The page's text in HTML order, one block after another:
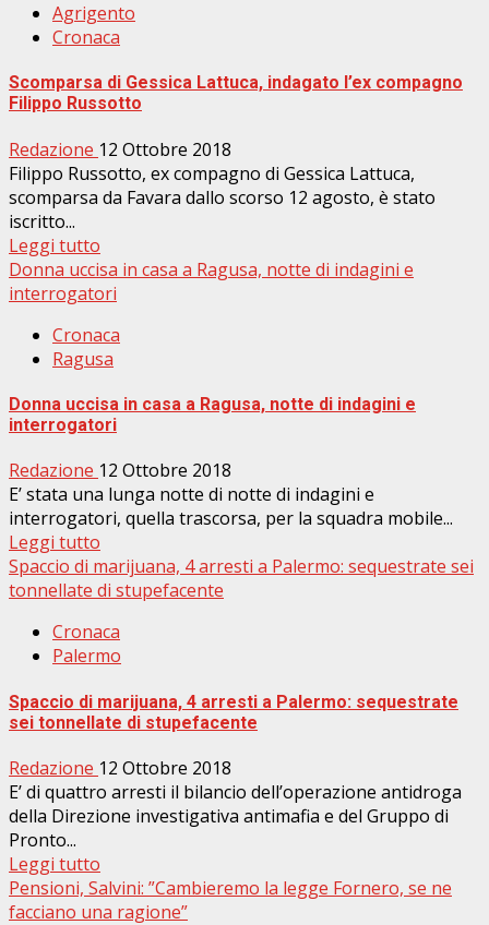
Agrigento
Cronaca
Scomparsa di Gessica Lattuca, indagato l’ex compagno
Filippo Russotto
Redazione 12 Ottobre 2018
Filippo Russotto, ex compagno di Gessica Lattuca,
scomparsa da Favara dallo scorso 12 agosto, è stato
iscritto...
Leggi tutto
Donna uccisa in casa a Ragusa, notte di indagini e
interrogatori
Cronaca
Ragusa
Donna uccisa in casa a Ragusa, notte di indagini e
interrogatori
Redazione 12 Ottobre 2018
E’ stata una lunga notte di notte di indagini e
interrogatori, quella trascorsa, per la squadra mobile...
Leggi tutto
Spaccio di marijuana, 4 arresti a Palermo: sequestrate sei
tonnellate di stupefacente
Cronaca
Palermo
Spaccio di marijuana, 4 arresti a Palermo: sequestrate
sei tonnellate di stupefacente
Redazione 12 Ottobre 2018
E’ di quattro arresti il bilancio dell’operazione antidroga
della Direzione investigativa antimafia e del Gruppo di
Pronto...
Leggi tutto
Pensioni, Salvini: ”Cambieremo la legge Fornero, se ne
facciano una ragione”